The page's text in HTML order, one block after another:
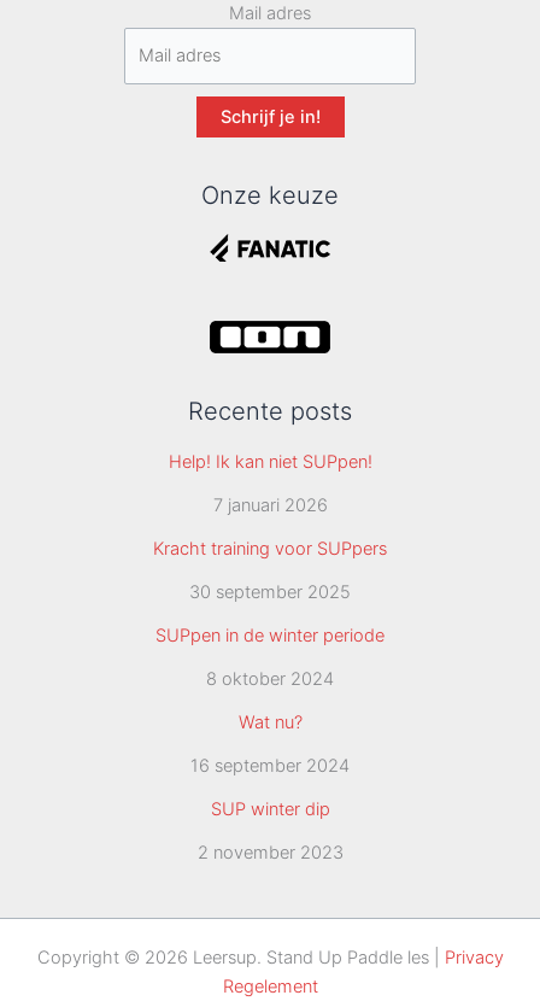
Mail adres
Schrijf je in!
Onze keuze
Recente posts
Help! Ik kan niet SUPpen!
7 januari 2026
Kracht training voor SUPpers
30 september 2025
SUPpen in de winter periode
8 oktober 2024
Wat nu?
16 september 2024
SUP winter dip
2 november 2023
Copyright © 2026 Leersup. Stand Up Paddle les | Privacy
Regelement